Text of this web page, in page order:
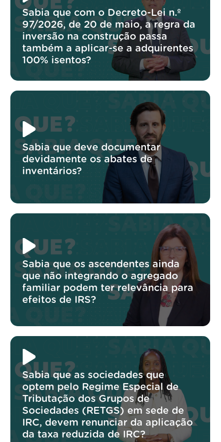
Sabia que com o Decreto-Lei n.º
97/2026, de 20 de maio, a regra da
inversão na construção passa
também a aplicar-se a adquirentes
100% isentos?
Sabia que deve documentar
devidamente os abates de
inventários?
Sabia que os ascendentes ainda
que não integrando o agregado
familiar podem ter relevância para
efeitos de IRS?
Sabia que as sociedades que
optem pelo Regime Especial de
Tributação dos Grupos de
Sociedades (RETGS) em sede de
IRC, devem renunciar da aplicação
da taxa reduzida de IRC?